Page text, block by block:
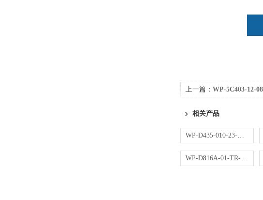
上一篇： WP-5C403-12-
相关产品
WP-D435-010-23-NN操作器
WP-D816A-01-TR-HL控制仪